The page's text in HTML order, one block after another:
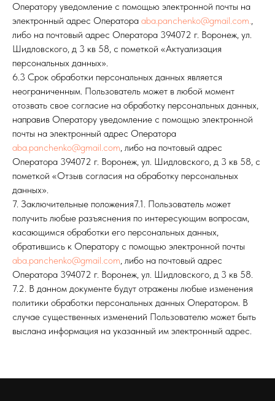
Оператору уведомление с помощью электронной почты на
электронный адрес Оператора aba.panchenko@gmail.com.,
либо на почтовый адрес Оператора 394072 г. Воронеж, ул.
Шидловского, д 3 кв 58, с пометкой «Актуализация
персональных данных».
6.3 Срок обработки персональных данных является
неограниченным. Пользователь может в любой момент
отозвать свое согласие на обработку персональных данных,
направив Оператору уведомление с помощью электронной
почты на электронный адрес Оператора
aba.panchenko@gmail.com, либо на почтовый адрес
Оператора 394072 г. Воронеж, ул. Шидловского, д 3 кв 58, с
пометкой «Отзыв согласия на обработку персональных
данных».
7. Заключительные положения7.1. Пользователь может
получить любые разъяснения по интересующим вопросам,
касающимся обработки его персональных данных,
обратившись к Оператору с помощью электронной почты
aba.panchenko@gmail.com, либо на почтовый адрес
Оператора 394072 г. Воронеж, ул. Шидловского, д 3 кв 58.
7.2. В данном документе будут отражены любые изменения
политики обработки персональных данных Оператором. В
случае существенных изменений Пользователю может быть
выслана информация на указанный им электронный адрес.